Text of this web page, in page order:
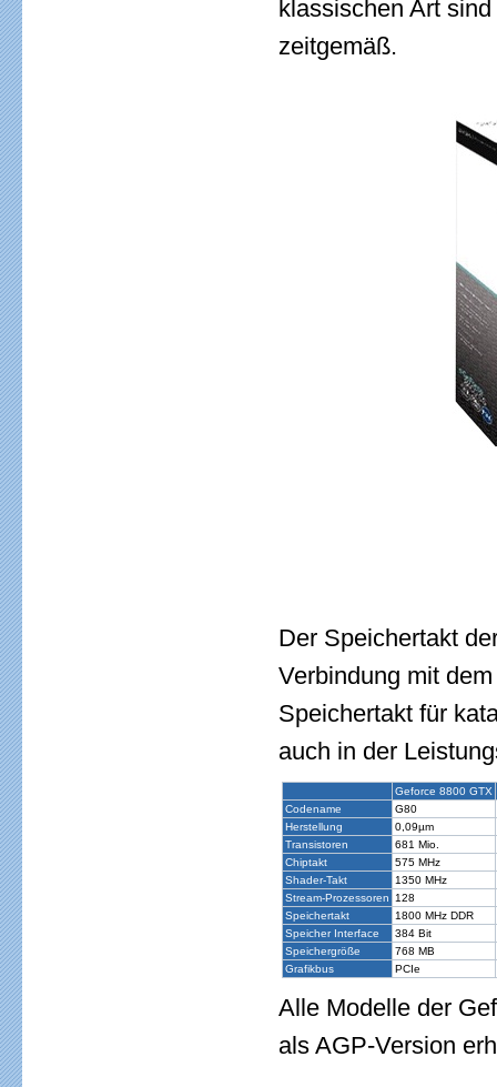
klassischen Art
zeitgemäß.
Der Speichertakt
Verbindung mit
Speichertakt für
auch in der
Geforce 8800 GTX
Codename
G80
Herstellung
0,09µm
Transistoren
681 Mio.
Chiptakt
575 MHz
Shader-Takt
1350 MHz
Stream-Prozessoren
128
Speichertakt
1800 MHz DDR
Speicher Interface
384 Bit
Speichergröße
768 MB
Grafikbus
PCIe
Alle Modelle der
als AGP-Version